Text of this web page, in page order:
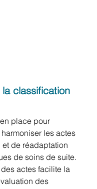
classification
place pour
les actes
de réadaptation
de soins de suite.
actes facilite la
des